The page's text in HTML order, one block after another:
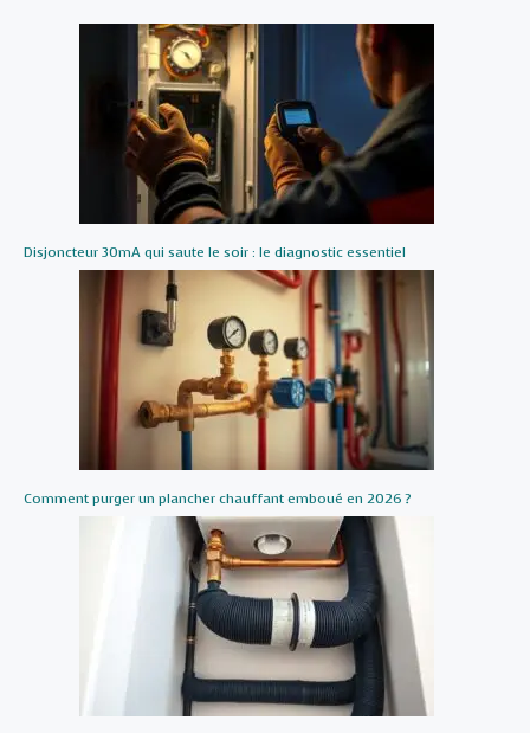
Disjoncteur 30mA qui saute le soir : le diagnostic essentiel
Comment purger un plancher chauffant emboué en 2026 ?